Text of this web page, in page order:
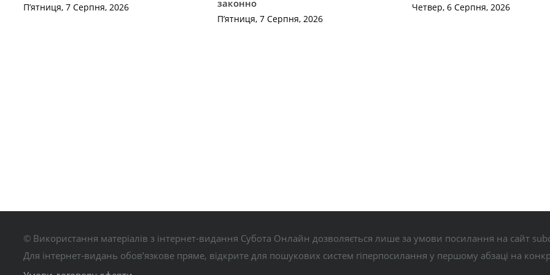
П’ятниця, 7 Серпня, 2026
законно
П’ятниця, 7 Серпня, 2026
Четвер, 6 Серпня, 2026
© Використання матеріалів з інтернет-видання Субота Онлайн дозволяється лише за умови посилання на сайт
Для інтернет-видань обов’язкове пряме, відкрите для пошукових систем гіперпосилання у першому абзаці на